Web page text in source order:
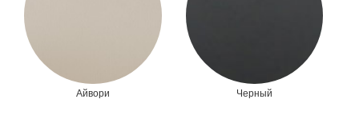
Айвори Черный